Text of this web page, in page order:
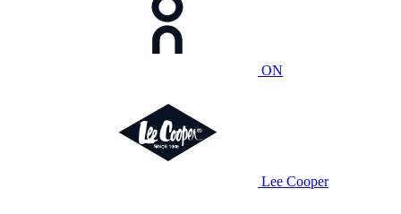
ON
Lee Cooper